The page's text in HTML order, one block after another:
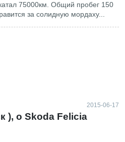
75000км. Общий пробег 150
за солидную мордаху...
2015-06-17
), о Skoda Felicia